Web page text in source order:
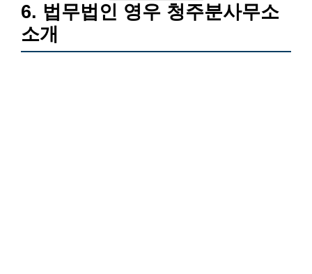
6. 법무법인 영우 청주분사무소
소개